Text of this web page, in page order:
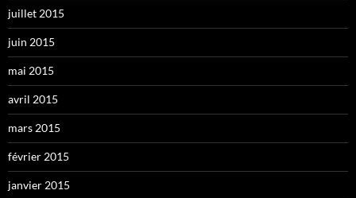
juillet 2015
juin 2015
mai 2015
avril 2015
mars 2015
février 2015
janvier 2015